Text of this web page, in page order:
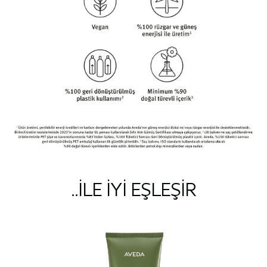
In vitro test after 1-hour faster penetration of The Advanced Botanical
Kinetics™ Plumping Milky Lotion formula when compared to the penetration of
..ILE IYI EŞLEŞIR